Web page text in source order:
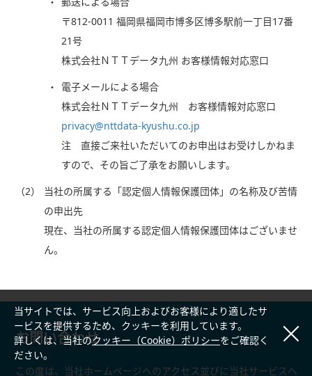
〒812-0011 福岡県福岡市博多区博多駅前一丁目17番
21号
株式会社ＮＴＴデータ九州 お客様情報対応窓口
電子メールによる場合
株式会社ＮＴＴデータ九州 お客様情報対応窓口
privacy@nttdata-kyushu.co.jp
注 直接ご来社いただいてのお申出はお受けしかねま
すので、その旨ご了承をお願いします。
（2）
当社の所属する「認定個人情報保護団体」の名称及び苦情
の申出先
現在、当社の所属する認定個人情報保護団体はございませ
ん。
お問い合わせ
この度は、当社ホームページへのアクセス並びに当社サービスへ
当サイトでは、サービス向上およびお客様により適したサ
ービスを提供するため、クッキーを利用しています。
詳しくは、当社のクッキー（Cookie）ポリシーをご確認く
ださい。